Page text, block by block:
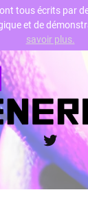
Twitter
tous écrits par
et de
savoir plus.